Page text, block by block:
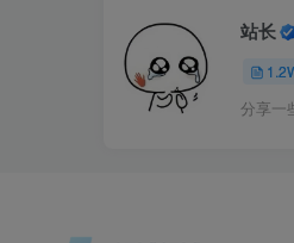
站长
分享一